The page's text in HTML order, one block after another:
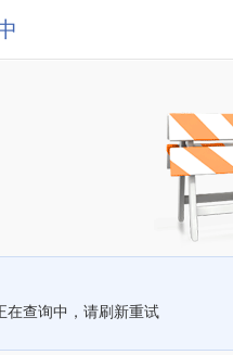
在查询中，请刷新重试